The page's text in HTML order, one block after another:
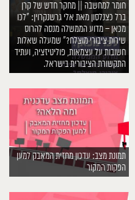
חומר למחשבה || מחקר חדש של קרן
ברל כצנלסון מאת אלי גרשנקרוין: ”לכו
מכאן – מדוע הממשלה מנסה להרוס
שירות ציבורי מוצלח?” שמעלה שאלות
חשובות על עצמאות, פוליטיזציה, ועתיד
התקשורת הציבורית בישראל.
תמונת מצב: עדכון מחזית המאבק למען
הפקות המקור